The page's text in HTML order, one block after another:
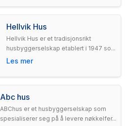
Hellvik Hus
Hellvik Hus er et tradisjonsrikt
husbyggerselskap etablert i 1947 so...
Les mer
Abc hus
ABChus er et husbyggerselskap som
spesialiserer seg på å levere nøkkelfer...